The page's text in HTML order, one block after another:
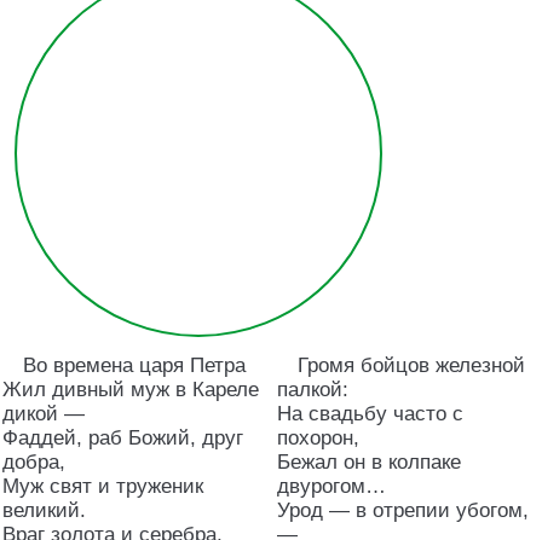
Во времена царя Петра
Жил дивный муж в Кареле
дикой —
Фаддей, раб Божий, друг
добра,
Муж свят и труженик
великий.
Враг золота и серебра,
Громя бойцов железной
палкой:
На свадьбу часто с
похорон,
Бежал он в колпаке
двурогом…
Урод — в отрепии убогом,
—